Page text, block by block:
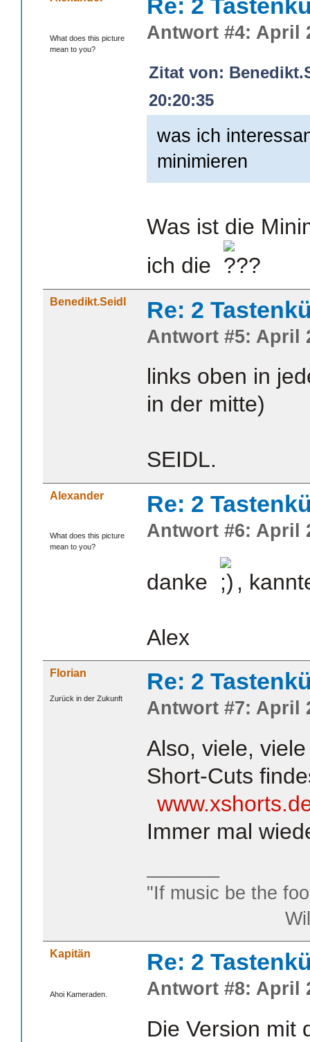
What does this picture
mean to you?
Re: 2
Antwort #4: April
Zitat von:
20:20:35
was ich
minimieren
Was ist die
ich die
Benedikt.Seidl Re: 2
Antwort #5: April
links oben in
in der mitte)
SEIDL.
Alexander
What does this picture
mean to you?
Re: 2
Antwort #6: April
danke ,
Alex
Florian
Zurück in der Zukunft
Re: 2
Antwort #7: April
Also, viele,
Short-Cuts
Immer mal
"If music be the
William
Kapitän
Ahoi Kameraden.
Re: 2
Antwort #8: April
Die Version mit